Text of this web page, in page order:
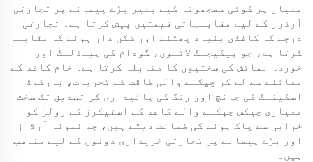
معیار پر کوئی سمجھوتہ کیے بغیر بڑے پیمانے پر تجارتی
آرڈرز کے لیے مقابلہاتی قیمتیں پیش کرتا ہے۔ تجارتی
درجے کا کاغذی بنیاد پھٹنے اور شکن دار ہونے کا مقابلہ
کرتا ہے، جو پیکیجنگ لائنوں، گودام کی ہینڈلنگ اور
خوردہ نمائش کی سختیوں کا مقابلہ کرتا ہے۔ خام کاغذ کے
معائنے سے لے کر چپکنے والی طاقت کے تجربات، بارکوڈ
اسکیننگ کی جانچ اور رنگ کی پائیداری کی تصدیق تک سخت
معیاری چیکس چپکنے والے کاغذ کے اسٹیکرز کے رولز کو
خرابی سے پاک ہونے کی ضمانت دیتے ہیں، جو نمونہ آرڈرز
اور بڑے پیمانے پر تجارتی خریداری دونوں کے لیے مناسب
ہیں۔